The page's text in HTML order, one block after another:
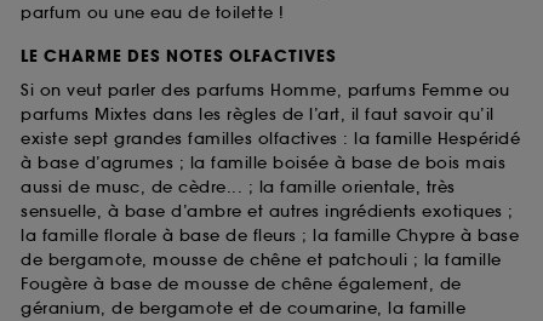
parfum ou une eau de toilette !
LE CHARME DES NOTES OLFACTIVES
Si on veut parler des parfums Homme, parfums Femme ou
parfums Mixtes dans les règles de l’art, il faut savoir qu’il
existe sept grandes familles olfactives : la famille Hespéridé
à base d’agrumes ; la famille boisée à base de bois mais
aussi de musc, de cèdre... ; la famille orientale, très
sensuelle, à base d’ambre et autres ingrédients exotiques ;
la famille florale à base de fleurs ; la famille Chypre à base
de bergamote, mousse de chêne et patchouli ; la famille
Fougère à base de mousse de chêne également, de
géranium, de bergamote et de coumarine, la famille